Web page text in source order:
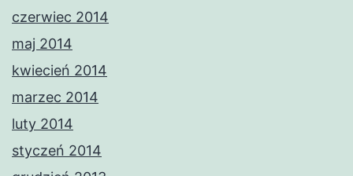
czerwiec 2014
maj 2014
kwiecień 2014
marzec 2014
luty 2014
styczeń 2014